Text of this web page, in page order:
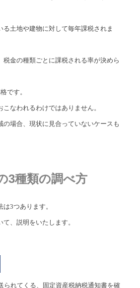
る土地や建物に対して毎年課税されま
税金の種類ごとに課税される率が決めら
です。
なわれるわけではありません。
の場合、現状に見合っていないケースも
3種類の調べ方
3つあります。
、説明をいたします。
られてくる、固定資産税納税通知書を確